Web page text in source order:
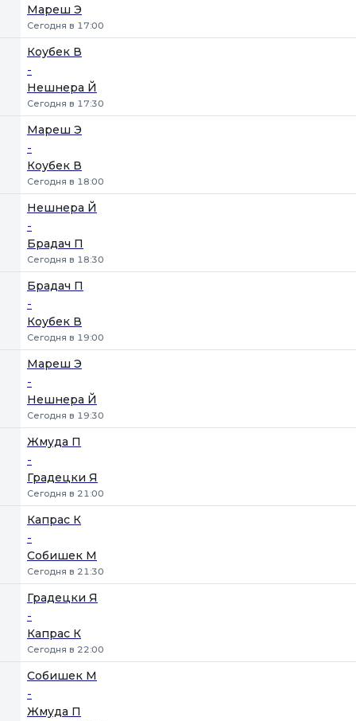
Мареш Э
Сегодня в 17:00
Коубек В
-
Нешнера Й
Сегодня в 17:30
Мареш Э
-
Коубек В
Сегодня в 18:00
Нешнера Й
-
Брадач П
Сегодня в 18:30
Брадач П
-
Коубек В
Сегодня в 19:00
Мареш Э
-
Нешнера Й
Сегодня в 19:30
Жмуда П
-
Градецки Я
Сегодня в 21:00
Капрас К
-
Собишек М
Сегодня в 21:30
Градецки Я
-
Капрас К
Сегодня в 22:00
Собишек М
-
Жмуда П